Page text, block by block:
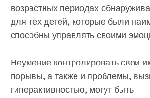
возрастных периодах
для тех детей, которые были
способны управлять своими
Неумение контролировать свои
порывы, а также и проблемы,
гиперактивностью, могут быть